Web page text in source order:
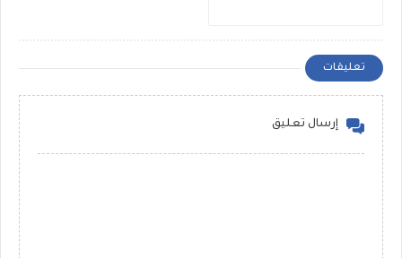
تعليقات
إرسال تعليق